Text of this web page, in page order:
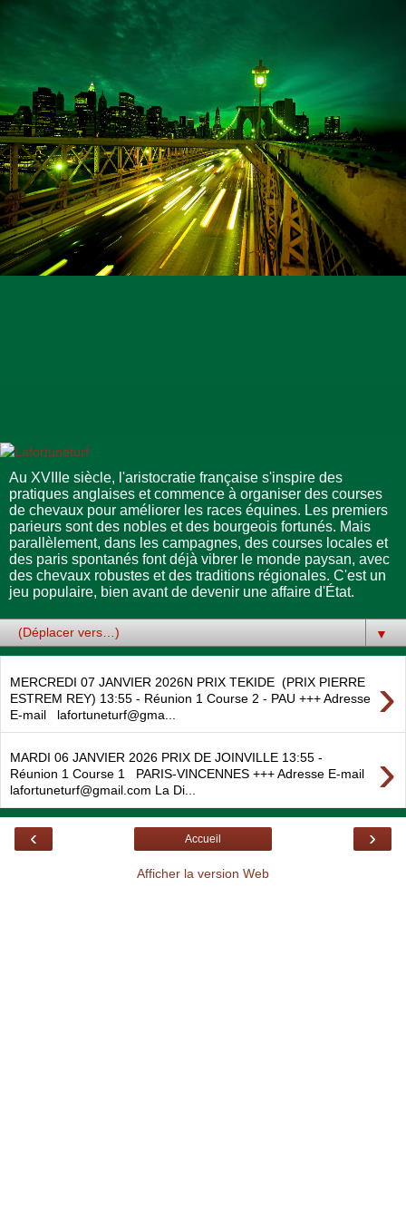
Au XVIIIe siècle, l'aristocratie française s'inspire des
pratiques anglaises et commence à organiser des courses
de chevaux pour améliorer les races équines. Les premiers
parieurs sont des nobles et des bourgeois fortunés. Mais
parallèlement, dans les campagnes, des courses locales et
des paris spontanés font déjà vibrer le monde paysan, avec
des chevaux robustes et des traditions régionales. C'est un
jeu populaire, bien avant de devenir une affaire d'État.
▼
›
MERCREDI 07 JANVIER 2026N PRIX TEKIDE (PRIX PIERRE
ESTREM REY) 13:55 - Réunion 1 Course 2 - PAU +++ Adresse
E-mail lafortuneturf@gma...
›
MARDI 06 JANVIER 2026 PRIX DE JOINVILLE 13:55 -
Réunion 1 Course 1 PARIS-VINCENNES +++ Adresse E-mail
lafortuneturf@gmail.com La Di...
‹ ›
Accueil
Afficher la version Web